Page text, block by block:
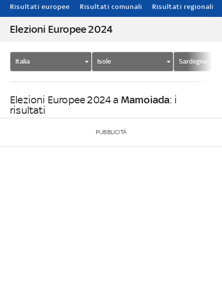
Risultati europee Risultati comunali Risultati regionali
Elezioni Europee 2024
Italia Isole Sardegna
Elezioni Europee 2024 a Mamoiada: i
risultati
PUBBLICITÀ